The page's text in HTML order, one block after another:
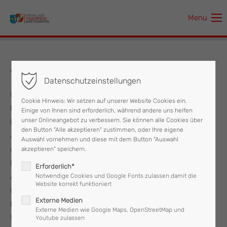
Der Eintrag "offcanvas-col1" existiert leider nicht.
Der Eintrag "offcanvas-col3" existiert leider nicht.
Der Eintrag "offcanvas-col4" existiert leider nicht.
Menu
18.03.2021 Technischer Einsatz
Um 22:41 Uhr wurde am Donnerstag, dem 18.03.2021 die
Feuerwehr Mattighofen mit den Stichworten "Technischer
Einsatz klein – Gasgeruch" in den Stadtplatz alarmiert.
Aufgrund eines seltsamen Geruchs in einem Raum wo sich
die Gastherme befindet, alarmierte eine besorgte
Bewohnerin die Feuerwehr.
Am Einsatzort angekommen wurde mittels Multi-
Gasmessgerät der Sauerstoff-, der CO-Gehalt sowie die
Explosionsgrenze gemessen. Jedoch konnte weder in der
Wohnung noch im Stiegenhaus eine erhöhte Konzentration
Datenschutzeinstellungen
Cookie Hinweis: Wir setzen auf unserer Website Cookies ein.
Einige von Ihnen sind erforderlich, während andere uns helfen
unser Onlineangebot zu verbessern. Sie können alle Cookies über
den Button "Alle akzeptieren" zustimmen, oder Ihre eigene
Auswahl vornehmen und diese mit dem Button "Auswahl
akzeptieren" speichern.
Erforderlich*
Notwendige Cookies und Google Fonts zulassen damit die
Website korrekt funktioniert
Externe Medien
Externe Medien wie Google Maps, OpenStreetMap und
Youtube zulassen